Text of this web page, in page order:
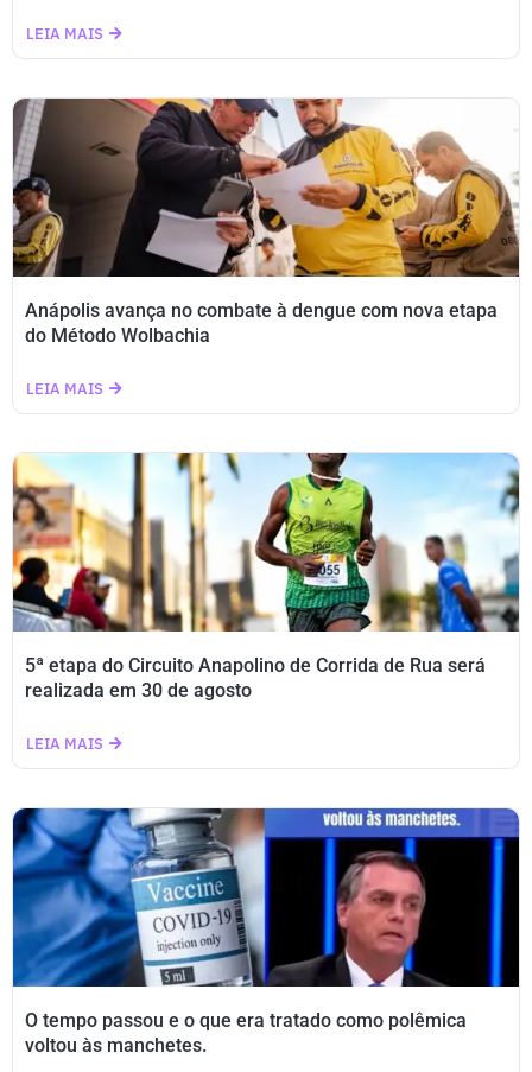
LEIA MAIS
Anápolis avança no combate à dengue com nova etapa
do Método Wolbachia
LEIA MAIS
5ª etapa do Circuito Anapolino de Corrida de Rua será
realizada em 30 de agosto
LEIA MAIS
O tempo passou e o que era tratado como polêmica
voltou às manchetes.